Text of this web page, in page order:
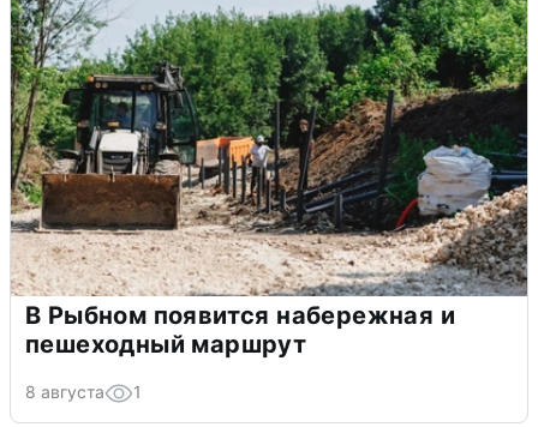
В Рыбном появится набережная и
пешеходный маршрут
8 августа 1